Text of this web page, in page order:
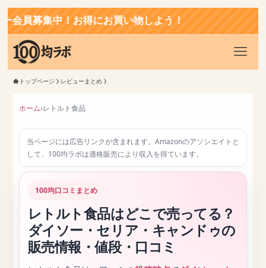
お買い物しよう！
トップページ レビューまとめ
ホーム›レトルト食品
当ページには広告リンクが含まれます。Amazonのアソシエイトと
して、100均ラボは適格販売により収入を得ています。
100均口コミまとめ
レトルト食品はどこで売ってる？
ダイソー・セリア・キャンドゥの
販売情報・値段・口コミ